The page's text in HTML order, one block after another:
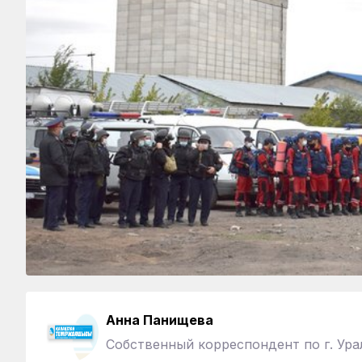
Анна Панищева
Собственный корреспондент по г.